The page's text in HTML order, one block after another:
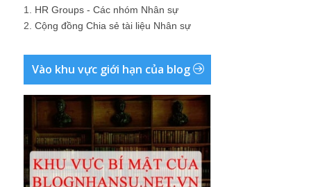
1. HR Groups - Các nhóm Nhân sự
2. Cộng đồng Chia sẻ tài liệu Nhân sự
Vào khu vực giới hạn của blog